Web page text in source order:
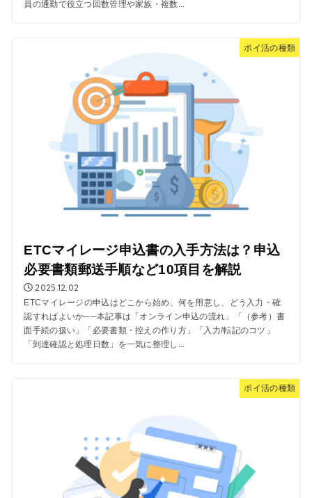
員の通勤で役立つ回数管理や家族・複数...
ポイ活の種類
ETCマイレージ申込書の入手方法は？申込
必要書類郵送手順など10項目を解説
2025.12.02
ETCマイレージの申込はどこから始め、何を用意し、どう入力・確
認すればよいか──本記事は「オンライン申込の流れ」「（参考）書
面手続の扱い」「必要書類・控えの作り方」「入力/転記のコツ」
「到達確認と処理日数」を一気に整理し...
ポイ活の種類